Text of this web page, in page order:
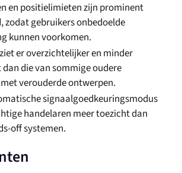
en positielimieten zijn prominent
zodat gebruikers onbedoelde
kunnen voorkomen.
er overzichtelijker en minder
die van sommige oudere
verouderde ontwerpen.
signaalgoedkeuringsmodus
handelaren meer toezicht dan
off systemen.